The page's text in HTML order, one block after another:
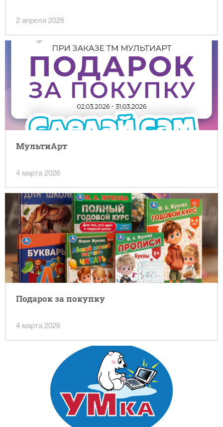
2 апреля 2026
МультиАрт
4 марта 2026
Подарок за покупку
4 марта 2026